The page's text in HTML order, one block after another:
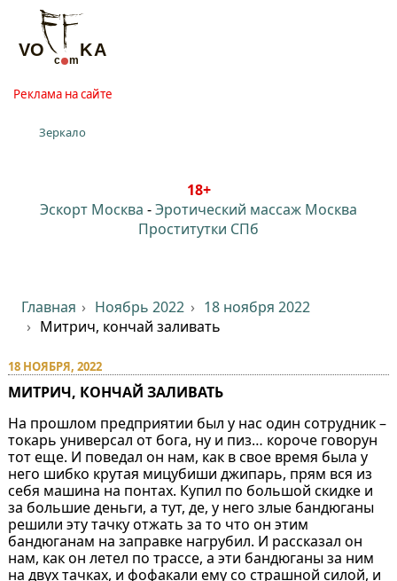
Реклама на сайте
Зеркало
18+
Эскорт Москва -Эротический массаж Москва
Проститутки СПб
Главная Ноябрь 2022
18 ноября 2022
Митрич, кончай заливать
18 НОЯБРЯ, 2022
МИТРИЧ, КОНЧАЙ ЗАЛИВАТЬ
На прошлом предприятии был у нас один сотрудник –
токарь универсал от бога, ну и пиз… короче говорун
тот еще. И поведал он нам, как в свое время была у
него шибко крутая мицубиши джипарь, прям вся из
себя машина на понтах. Купил по большой скидке и
за большие деньги, а тут, де, у него злые бандюганы
решили эту тачку отжать за то что он этим
бандюганам на заправке нагрубил. И рассказал он
нам, как он летел по трассе, а эти бандюганы за ним
на двух тачках, и фофакали ему со страшной силой, и